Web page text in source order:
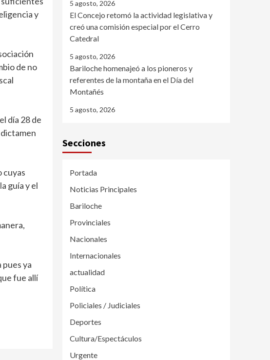
y
de no
día 28 de
cuyas
guía y el
ya
fue allí
5 agosto, 2026
El Concejo retomó la actividad legislativa y
creó una comisión especial por el Cerro
Catedral
5 agosto, 2026
Bariloche homenajeó a los pioneros y
referentes de la montaña en el Día del
Montañés
5 agosto, 2026
Secciones
Portada
Noticias Principales
Bariloche
Provinciales
Nacionales
Internacionales
actualidad
Política
Policiales / Judiciales
Deportes
Cultura/Espectáculos
Urgente